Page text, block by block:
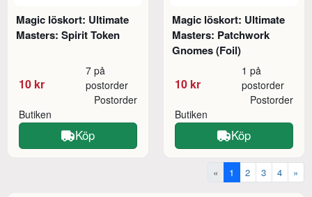
Magic löskort: Ultimate
Masters: Spirit Token
10 kr
7 på
postorder
Butiken
Postorder
Köp
Magic löskort: Ultimate
Masters: Patchwork
Gnomes (Foil)
10 kr
1 på
postorder
Butiken
Postorder
Köp
« 1 2 3 4 »